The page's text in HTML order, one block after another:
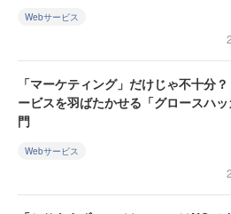
Webサービス
「マーケティング」だけじゃ不十分
ービスを羽ばたかせる「グロースハ
門
Webサービス